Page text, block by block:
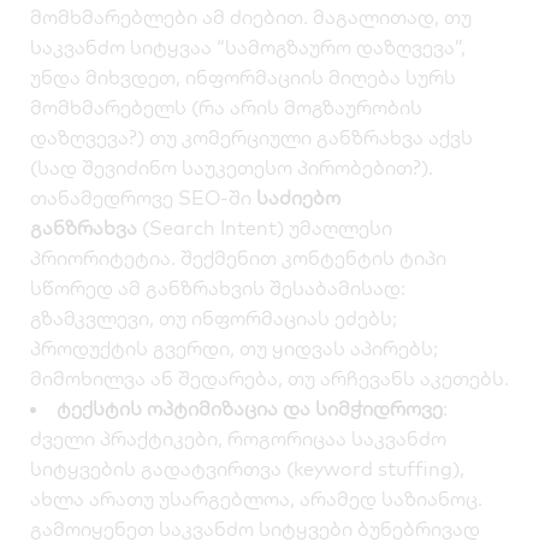
მომხმარებლები ამ ძიებით. მაგალითად, თუ
საკვანძო სიტყვაა “სამოგზაურო დაზღვევა”,
უნდა მიხვდეთ, ინფორმაციის მიღება სურს
მომხმარებელს (რა არის მოგზაურობის
დაზღვევა?) თუ კომერციული განზრახვა აქვს
(სად შევიძინო საუკეთესო პირობებით?).
თანამედროვე SEO-ში საძიებო
განზრახვა (Search Intent) უმაღლესი
პრიორიტეტია. შექმენით კონტენტის ტიპი
სწორედ ამ განზრახვის შესაბამისად:
გზამკვლევი, თუ ინფორმაციას ეძებს;
პროდუქტის გვერდი, თუ ყიდვას აპირებს;
მიმოხილვა ან შედარება, თუ არჩევანს აკეთებს.
ტექსტის ოპტიმიზაცია და სიმჭიდროვე:
ძველი პრაქტიკები, როგორიცაა საკვანძო
სიტყვების გადატვირთვა (keyword stuffing),
ახლა არათუ უსარგებლოა, არამედ საზიანოც.
გამოიყენეთ საკვანძო სიტყვები ბუნებრივად